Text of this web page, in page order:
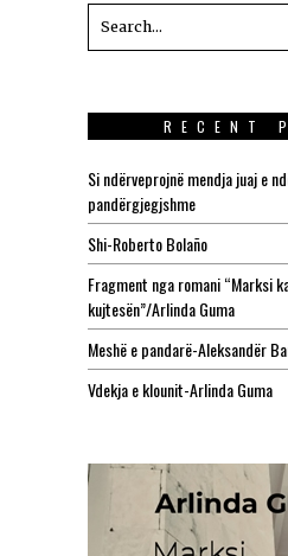
RECENT
Si ndërveprojnë mendja juaj e
pandërgjegjshme
Shi-Roberto Bolaño
Fragment nga romani “Marksi
kujtesën”/Arlinda Guma
Meshë e pandarë-Aleksandër
Vdekja e klounit-Arlinda Guma